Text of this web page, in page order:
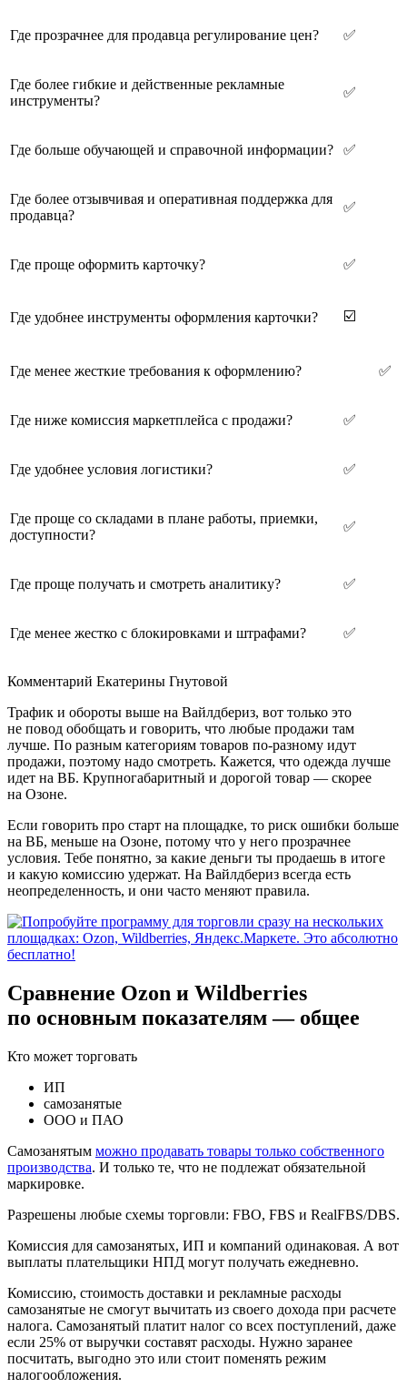
Где прозрачнее для продавца регулирование цен? ✅
Где более гибкие и действенные рекламные
инструменты?
✅
Где больше обучающей и справочной информации? ✅
Где более отзывчивая и оперативная поддержка для
продавца?
✅
Где проще оформить карточку? ✅
Где удобнее инструменты оформления карточки? ☑️
Где менее жесткие требования к оформлению? ✅
Где ниже комиссия маркетплейса с продажи? ✅
Где удобнее условия логистики? ✅
Где проще со складами в плане работы, приемки,
доступности?
✅
Где проще получать и смотреть аналитику? ✅
Где менее жестко с блокировками и штрафами? ✅
Комментарий Екатерины Гнутовой
Трафик и обороты выше на Вайлдбериз, вот только это
не повод обобщать и говорить, что любые продажи там
лучше. По разным категориям товаров по‑разному идут
продажи, поэтому надо смотреть. Кажется, что одежда лучше
идет на ВБ. Крупногабаритный и дорогой товар — скорее
на Озоне.
Если говорить про старт на площадке, то риск ошибки больше
на ВБ, меньше на Озоне, потому что у него прозрачнее
условия. Тебе понятно, за какие деньги ты продаешь в итоге
и какую комиссию удержат. На Вайлдбериз всегда есть
неопределенность, и они часто меняют правила.
Сравнение Ozon и Wildberries
по основным показателям — общее
Кто может торговать
ИП
самозанятые
ООО и ПАО
Самозанятым можно продавать товары только собственного
производства. И только те, что не подлежат обязательной
маркировке.
Разрешены любые схемы торговли: FBO, FBS и RealFBS/DBS.
Комиссия для самозанятых, ИП и компаний одинаковая. А вот
выплаты плательщики НПД могут получать ежедневно.
Комиссию, стоимость доставки и рекламные расходы
самозанятые не смогут вычитать из своего дохода при расчете
налога. Самозанятый платит налог со всех поступлений, даже
если 25% от выручки составят расходы. Нужно заранее
посчитать, выгодно это или стоит поменять режим
налогообложения.